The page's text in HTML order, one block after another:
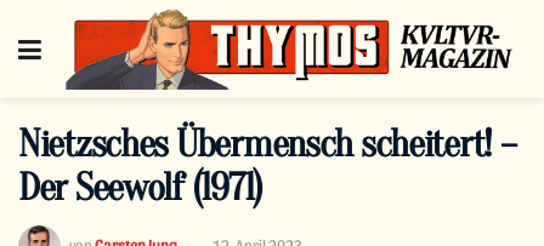
Nietzsches Übermensch scheitert! –
Der Seewolf (1971)